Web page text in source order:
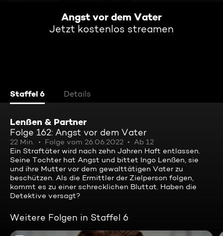
Angst vor dem Vater
Jetzt kostenlos streamen
Staffel 6 Details
Lenßen & Partner
Folge 162: Angst vor dem Vater
22 Min. Folge vom 26.06.2022
Ab 12
Ein Straftäter wird nach zehn Jahren Haft entlassen.
Seine Tochter hat Angst und bittet Ingo Lenßen, sie
und ihre Mutter vor dem gewalttätigen Vater zu
beschützen. Als die Ermittler der Zielperson folgen,
kommt es zu einer schrecklichen Bluttat. Haben die
Detektive versagt?
Weitere Folgen in Staffel 6